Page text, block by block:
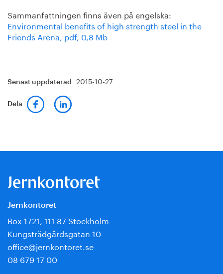
Sammanfattningen finns även på engelska:
Environmental benefits of high strength steel in the
Friends Arena, pdf, 0,8 Mb
Senast uppdaterad 2015-10-27
Dela
Jernkontoret
Box 1721, 111 87 Stockholm
Kungsträdgårdsgatan 10
office@jernkontoret.se
08 679 17 00